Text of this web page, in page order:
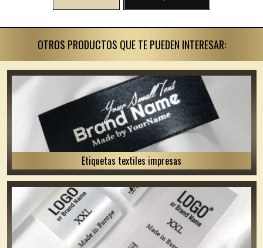
OTROS PRODUCTOS QUE TE PUEDEN INTERESAR:
Etiquetas textiles impresas